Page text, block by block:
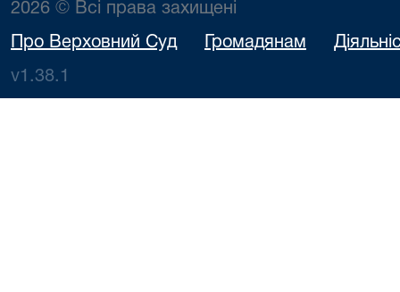
2026 © Всі права захищені
Про Верховний Суд Громадянам
v1.38.1